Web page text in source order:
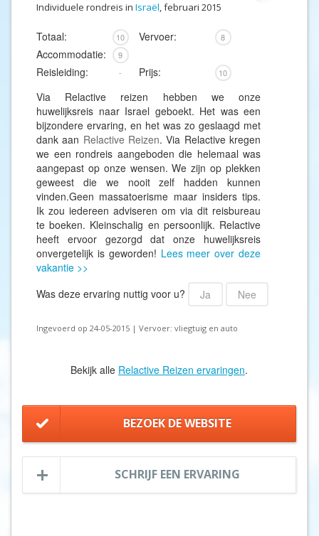
Individuele rondreis in Israël, februari 2015
Totaal: 10 Vervoer: 8
Accommodatie: 9
Reisleiding: - Prijs: 10
Via Relactive reizen hebben we onze
huwelijksreis naar Israel geboekt. Het was een
bijzondere ervaring, en het was zo geslaagd met
dank aan Relactive Reizen. Via Relactive kregen
we een rondreis aangeboden die helemaal was
aangepast op onze wensen. We zijn op plekken
geweest die we nooit zelf hadden kunnen
vinden.Geen massatoerisme maar insiders tips.
Ik zou iedereen adviseren om via dit reisbureau
te boeken. Kleinschalig en persoonlijk. Relactive
heeft ervoor gezorgd dat onze huwelijksreis
onvergetelijk is geworden! Lees meer over deze
vakantie >>
Was deze ervaring nuttig voor u?
Ja Nee
Ingevoerd op 24-05-2015 | Vervoer: vliegtuig en auto
Bekijk alle Relactive Reizen ervaringen.
BEZOEK DE WEBSITE
SCHRIJF EEN ERVARING